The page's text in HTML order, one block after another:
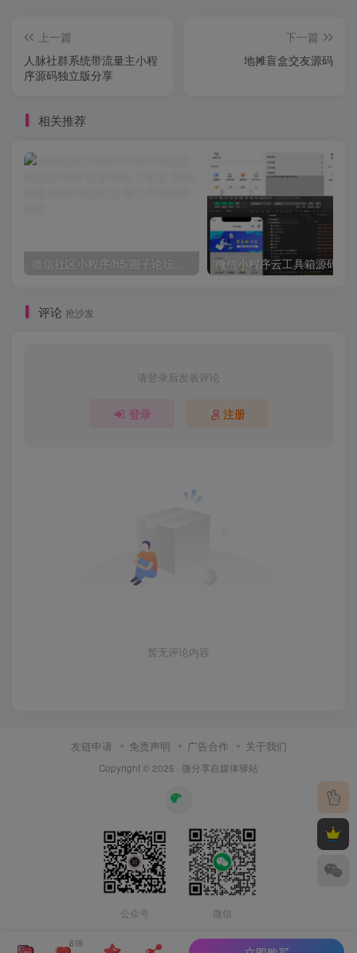
上一篇
人脉社群系统带流量主小程
序源码独立版分享
下一篇
地摊盲盒交友源码
相关推荐
微信小程序云工具箱源码
评论 抢沙发
请登录后发表评论
登录 注册
暂无评论内容
友链申请 免责声明 广告合作 关于我们
Copyright © 2025 · 微分享自媒体驿站
公众号 微信
618